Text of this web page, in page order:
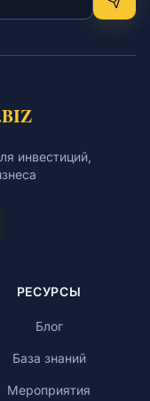
инвестиций,
РЕСУРСЫ
Блог
База знаний
Мероприятия